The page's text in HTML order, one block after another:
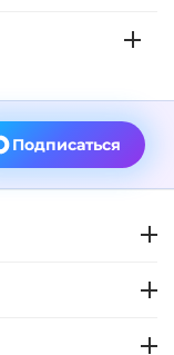
Подписаться